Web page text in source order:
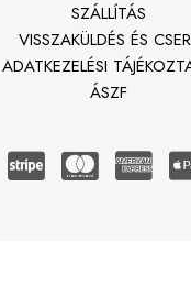
SZÁLLÍTÁS
VISSZAKÜLDÉS ÉS
ADATKEZELÉSI
ÁSZF